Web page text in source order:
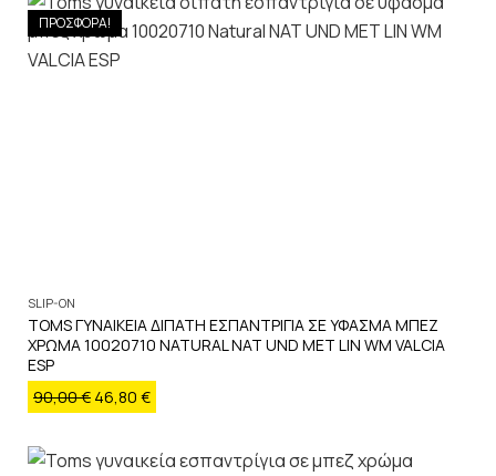
ΠΡΟΣΦΟΡΑ!
SLIP-ON
TOMS ΓΥΝΑΙΚΕΙΑ ΔΙΠΑΤΗ ΕΣΠΑΝΤΡΙΓΙΑ ΣΕ ΥΦΑΣΜΑ ΜΠΕΖ
ΧΡΩΜΑ 10020710 NATURAL NAT UND MET LIN WM VALCIA
ESP
90,00€ 46,80 €